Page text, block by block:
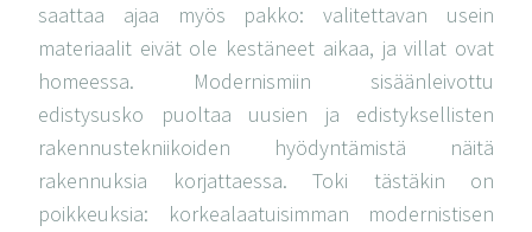
saattaa ajaa myös pakko: valitettavan usein
materiaalit eivät ole kestäneet aikaa, ja villat ovat
homeessa. Modernismiin sisäänleivottu
edistysusko puoltaa uusien ja edistyksellisten
rakennustekniikoiden hyödyntämistä näitä
rakennuksia korjattaessa. Toki tästäkin on
poikkeuksia: korkealaatuisimman modernistisen